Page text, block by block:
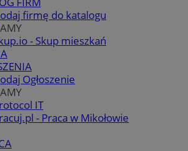
firmę do katalogu
- Skup mieszkań
Ogłoszenie
IT
- Praca w Mikołowie